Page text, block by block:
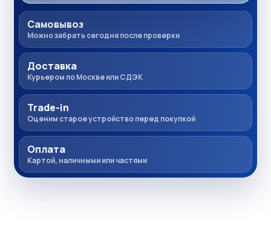
Самовывоз
Можно забрать сегодня после проверки
Доставка
Курьером по Москве или СДЭК
Trade-in
Оценим старое устройство перед покупкой
Оплата
Картой, наличными или частями